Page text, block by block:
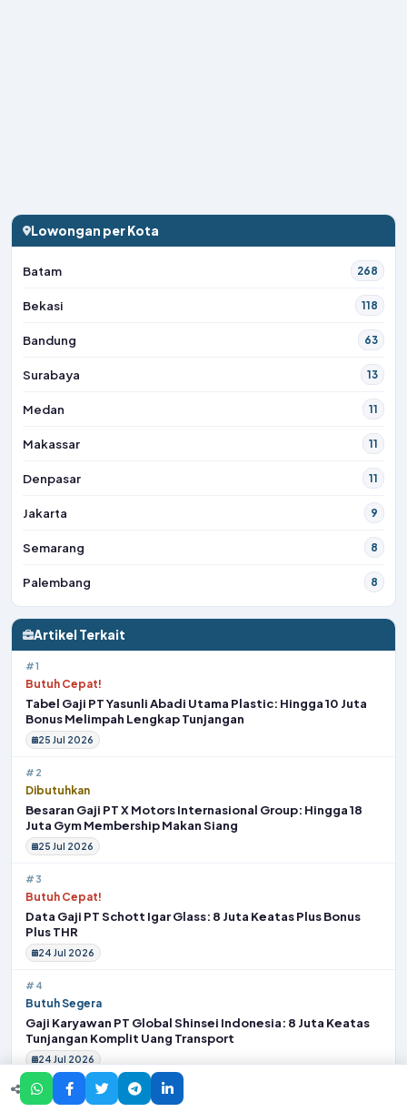
Lowongan per Kota
Batam 268
Bekasi 118
Bandung 63
Surabaya 13
Medan 11
Makassar 11
Denpasar 11
Jakarta 9
Semarang 8
Palembang 8
Artikel Terkait
#1
Butuh Cepat!
Tabel Gaji PT Yasunli Abadi Utama Plastic: Hingga 10 Juta
Bonus Melimpah Lengkap Tunjangan
25 Jul 2026
#2
Dibutuhkan
Besaran Gaji PT X Motors Internasional Group: Hingga 18
Juta Gym Membership Makan Siang
25 Jul 2026
#3
Butuh Cepat!
Data Gaji PT Schott Igar Glass: 8 Juta Keatas Plus Bonus
Plus THR
24 Jul 2026
#4
Butuh Segera
Gaji Karyawan PT Global Shinsei Indonesia: 8 Juta Keatas
Tunjangan Komplit Uang Transport
24 Jul 2026
#5